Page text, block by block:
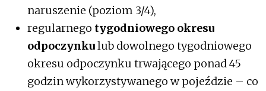
naruszenie (poziom 3/4),
regularnego tygodniowego okresu
odpoczynkulub dowolnego tygodniowego
okresu odpoczynku trwającego ponad 45
godzin wykorzystywanego w pojeździe – co